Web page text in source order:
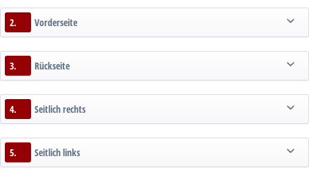
2. Vorderseite
3. Rückseite
4. Seitlich rechts
5. Seitlich links